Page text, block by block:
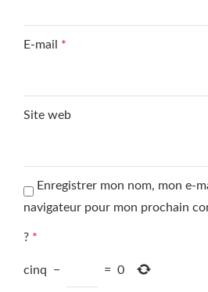
E-mail *
Site web
Enregistrer mon nom, mon e-
navigateur pour mon prochain
? *
cinq − = 0